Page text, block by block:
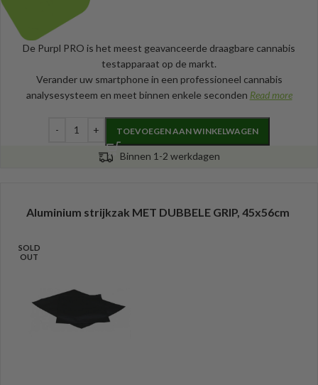
De Purpl PRO is het meest geavanceerde draagbare cannabis
testapparaat op de markt.
Verander uw smartphone in een professioneel cannabis
analysesysteem en meet binnen enkele seconden Read more
TOEVOEGEN AAN WINKELWAGEN
Binnen 1-2 werkdagen
Aluminium strijkzak MET DUBBELE GRIP, 45x56cm
SOLD
OUT